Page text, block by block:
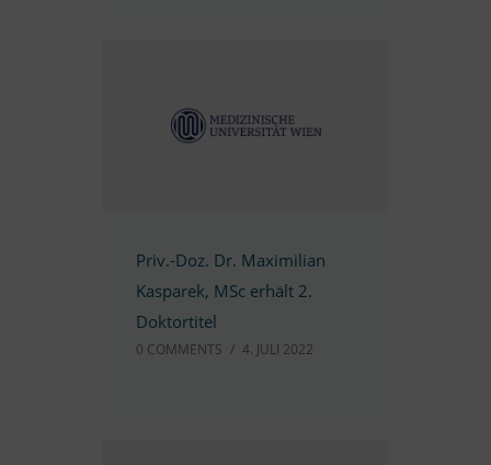
Priv.-Doz. Dr. Ma­xi­mi­lian
Kas­pa­rek, MSc er­hält 2.
Doktortitel
0 COMM­ENTS / 4. JULI 2022